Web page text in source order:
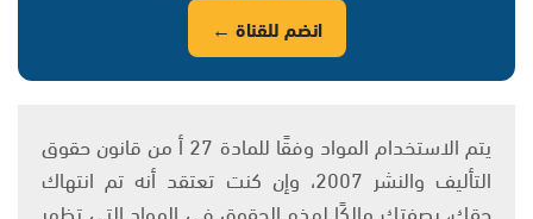
انضم للقناة ←
يتم الاستخدام المواد وفقًا للمادة 27 أ من قانون حقوق
التأليف والنشر 2007، وإن كنت تعتقد أنه تم انتهاك